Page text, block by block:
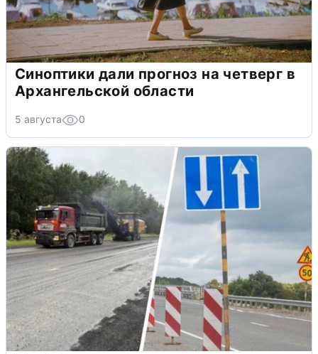
Синоптики дали прогноз на четверг в
Архангельской области
5 августа 0